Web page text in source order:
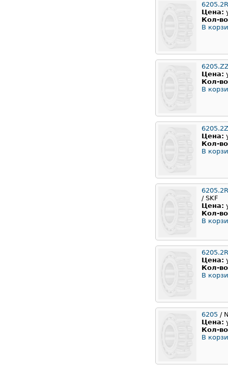
Цена:
Кол-
В
Цена:
Кол-
В
6205.2Z
Цена:
Кол-
В
/ SKF
Цена:
Кол-
В
Цена:
Кол-
В
6205 /
Цена:
Кол-
В